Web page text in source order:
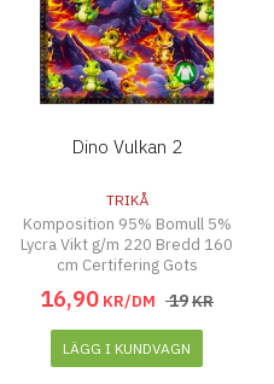
Dino Vulkan 2
TRIKÅ
Komposition 95% Bomull 5%
Lycra Vikt g/m 220 Bredd 160
cm Certifering Gots
16,90 KR/DM 19KR
LÄGG I KUNDVAGN